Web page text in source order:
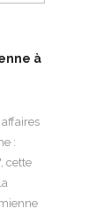
à
:
cette